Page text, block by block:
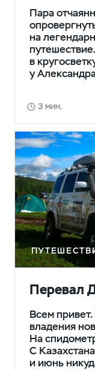
Пара
на
в
у
3 мин.
Перевал
Всем
владения
На
С
и июнь